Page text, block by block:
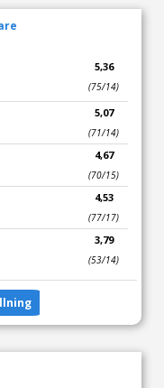
5,36
(75/14)
5,07
(71/14)
4,67
(70/15)
4,53
(77/17)
3,79
(53/14)